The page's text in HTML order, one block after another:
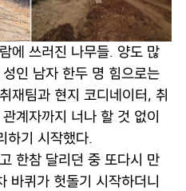
에 쓰러진 나무들. 양도 많
인 남자 한두 명 힘으로는
재팀과 현지 코디네이터, 취
계자까지 너나 할 것 없이
하기 시작했다.
한참 달리던 중 또다시 만
바퀴가 헛돌기 시작하더니